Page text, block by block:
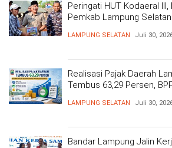
Peringati HUT Kodaeral
Pemkab Lampung
LAMPUNG SELATAN Juli 30,
Realisasi Pajak Daerah
Tembus 63,29 Persen,
LAMPUNG SELATAN Juli 30,
Bandar Lampung Jalin